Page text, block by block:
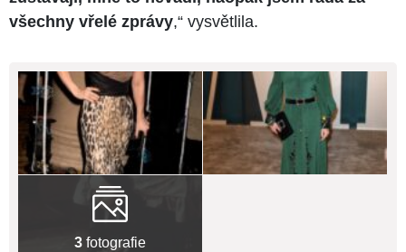
všechny vřelé zprávy,“ vysvětlila.
3 fotografie